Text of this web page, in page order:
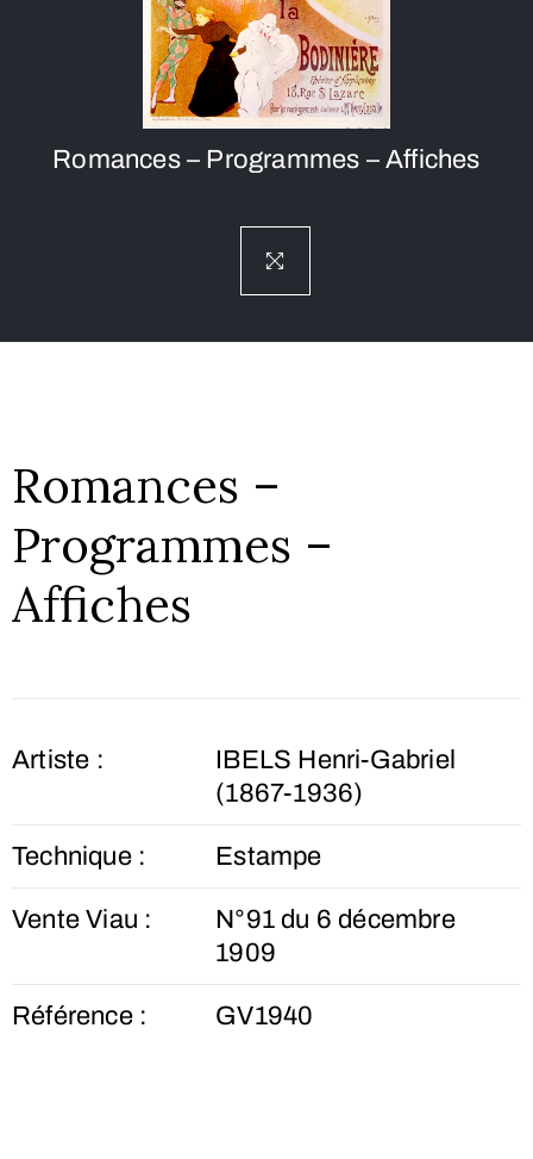
Romances – Programmes – Affiches
Romances –
Programmes –
Affiches
Artiste :
IBELS Henri-Gabriel
(1867-1936)
Technique : Estampe
Vente Viau :
N°91 du 6 décembre
1909
Référence : GV1940